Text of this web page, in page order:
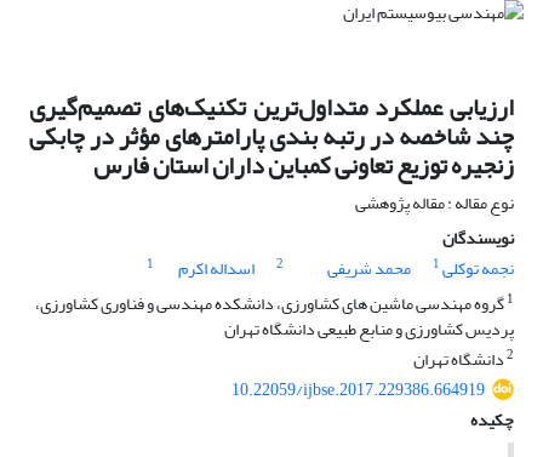
ارزیابی عملکرد متداول‌ترین تکنیک‌های تصمیم‌گیری
چند شاخصه در رتبه بندی پارامترهای مؤثر در چابکی
زنجیره توزیع تعاونی کمباین داران استان فارس
نوع مقاله : مقاله پژوهشی
نویسندگان
نجمه توکلی1 محمد شریفی 2 اسداله اکرم
1
1گروه مهندسی ماشین های کشاورزی، دانشکده مهندسی و فناوری کشاورزی،
پردیس کشاورزی و منابع طبیعی دانشگاه تهران
2دانشگاه تهران
10.22059/ijbse.2017.229386.664919
چکیده